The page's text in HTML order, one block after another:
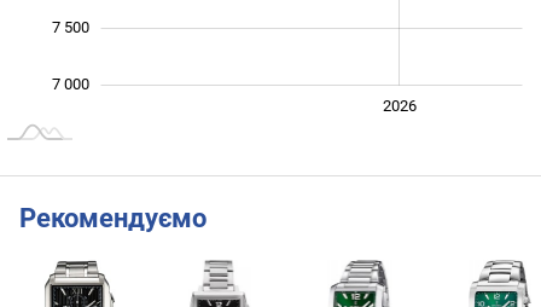
7 000
7 500
2026
Рекомендуємо